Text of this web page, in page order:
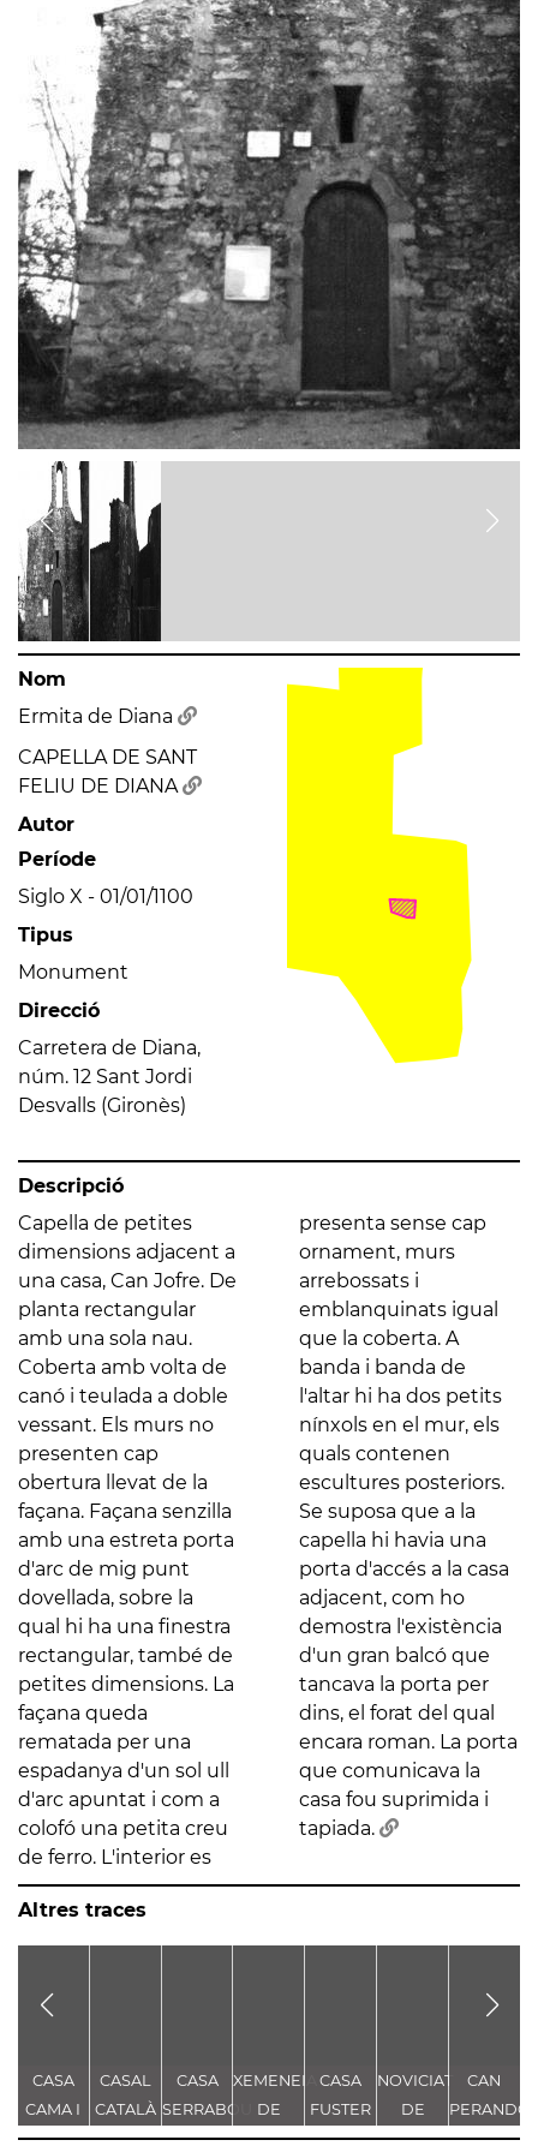
Nom
Ermita de Diana
CAPELLA DE SANT
FELIU DE DIANA
Autor
Període
Siglo X - 01/01/1100
Tipus
Monument
Direcció
Carretera de Diana,
núm. 12 Sant Jordi
Desvalls (Gironès)
Descripció
Capella de petites
dimensions adjacent a
una casa, Can Jofre. De
planta rectangular
amb una sola nau.
Coberta amb volta de
canó i teulada a doble
vessant. Els murs no
presenten cap
obertura llevat de la
façana. Façana senzilla
amb una estreta porta
d'arc de mig punt
dovellada, sobre la
qual hi ha una finestra
rectangular, també de
petites dimensions. La
façana queda
rematada per una
espadanya d'un sol ull
d'arc apuntat i com a
colofó una petita creu
de ferro. L'interior es
presenta sense cap
ornament, murs
arrebossats i
emblanquinats igual
que la coberta. A
banda i banda de
l'altar hi ha dos petits
nínxols en el mur, els
quals contenen
escultures posteriors.
Se suposa que a la
capella hi havia una
porta d'accés a la casa
adjacent, com ho
demostra l'existència
d'un gran balcó que
tancava la porta per
dins, el forat del qual
encara roman. La porta
que comunicava la
casa fou suprimida i
tapiada.
Altres traces
CASA
CAMA I
ESCURRA
CASAL
CATALÀ
CASA
SERRABOU
XEMENEIA
DE
L'ANTIGA
CASA
FUSTER
NOVICIAT
DE
NOSTRA
CAN
- CASA